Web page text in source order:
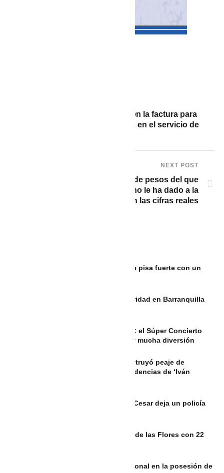
Aqualia anuncia descuento en la factura para
usuarios afectados por fallas en el servicio de
NEXT POST
¿De qué es el medio billón de pesos del que
habló Petro que su Gobierno le ha dado a la
UdeA? Estas son las cifras reales
Maca & Gero, el dúo colombiano que pisa fuerte con un
Mil 500 policías fortalecerán la seguridad en Barranquilla
8 de agosto en la Feria de las Flores: el Súper Concierto
2026, desfile de Héroes de la Patria y mucha diversión
Video | Atentado con explosivos destruyó peaje de
Mondomo entre Cali y Popayán; disidencias de ‘Iván
Ataque con drones y explosivos en Cesar deja un policía
Commerk Antioquia impulsa la Feria de las Flores con 22
Video: Maía interpretó el Himno Nacional en la posesión de